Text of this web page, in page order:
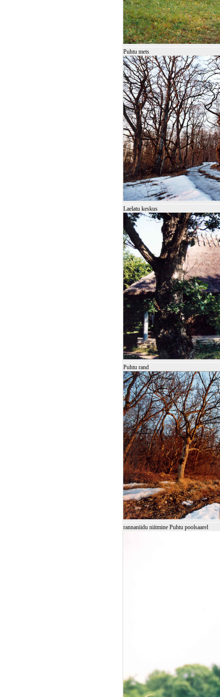
Puhtu mets
Laelatu keskus
Puhtu rand
rannaniidu niitmine Puhtu poolsaarel